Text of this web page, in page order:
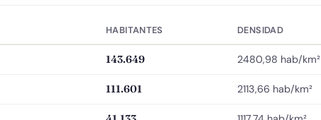
HABITANTES DENSIDAD
143.649 2480,98 hab/km²
111.601 2113,66 hab/km²